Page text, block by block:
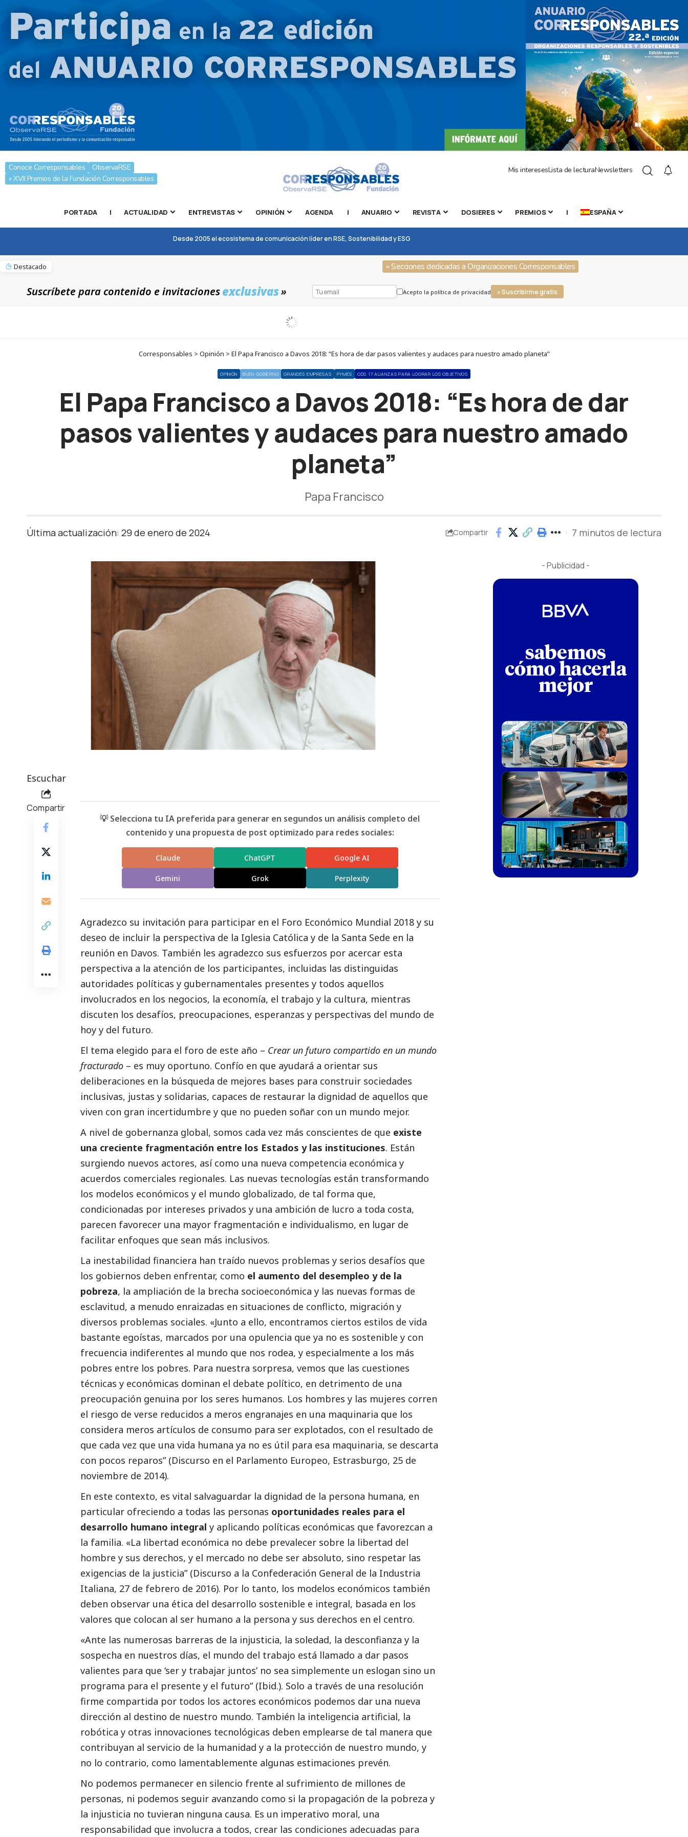
Conoce Corresponsables
ObservaRSE
» XVII Premios de la Fundación Corresponsables
Mis interesesLista de lecturaNewsletters
PORTADA | ACTUALIDAD ENTREVISTAS OPINIÓN AGENDA | ANUARIO REVISTA DOSIERES PREMIOS | ESPAÑA
Desde 2005 el ecosistema de comunicación líder en RSE, Sostenibilidad y ESG
Destacado » Secciones dedicadas a Organizaciones Corresponsables
Suscríbete para contenido e invitacionesexclusivas» Acepto la política de privacidad » Suscribirme gratis
Corresponsables > Opinión > El Papa Francisco a Davos 2018: “Es hora de dar pasos valientes y audaces para nuestro amado planeta”
OPINIÓN BUEN GOBIERNO GRANDES EMPRESAS PYMES ODS 17 ALIANZAS PARA LOGRAR LOS OBJETIVOS
El Papa Francisco a Davos 2018: “Es hora de dar
pasos valientes y audaces para nuestro amado
planeta”
Papa Francisco
Última actualización: 29 de enero de 2024 Compartir 7 minutos de lectura
Escuchar
Compartir
💡 Selecciona tu IA preferida para generar en segundos un análisis completo del
contenido y una propuesta de post optimizado para redes sociales:
Claude ChatGPT Google AI
Gemini Grok Perplexity
Agradezco su invitación para participar en el Foro Económico Mundial 2018 y su
deseo de incluir la perspectiva de la Iglesia Católica y de la Santa Sede en la
reunión en Davos. También les agradezco sus esfuerzos por acercar esta
perspectiva a la atención de los participantes, incluidas las distinguidas
autoridades políticas y gubernamentales presentes y todos aquellos
involucrados en los negocios, la economía, el trabajo y la cultura, mientras
discuten los desafíos, preocupaciones, esperanzas y perspectivas del mundo de
hoy y del futuro.
El tema elegido para el foro de este año – Crear un futuro compartido en un mundo
fracturado – es muy oportuno. Confío en que ayudará a orientar sus
deliberaciones en la búsqueda de mejores bases para construir sociedades
inclusivas, justas y solidarias, capaces de restaurar la dignidad de aquellos que
viven con gran incertidumbre y que no pueden soñar con un mundo mejor.
A nivel de gobernanza global, somos cada vez más conscientes de que existe
una creciente fragmentación entre los Estados y las instituciones. Están
surgiendo nuevos actores, así como una nueva competencia económica y
acuerdos comerciales regionales. Las nuevas tecnologías están transformando
los modelos económicos y el mundo globalizado, de tal forma que,
condicionadas por intereses privados y una ambición de lucro a toda costa,
parecen favorecer una mayor fragmentación e individualismo, en lugar de
facilitar enfoques que sean más inclusivos.
La inestabilidad financiera han traído nuevos problemas y serios desafíos que
los gobiernos deben enfrentar, como el aumento del desempleo y de la
pobreza, la ampliación de la brecha socioeconómica y las nuevas formas de
esclavitud, a menudo enraizadas en situaciones de conflicto, migración y
diversos problemas sociales. «Junto a ello, encontramos ciertos estilos de vida
bastante egoístas, marcados por una opulencia que ya no es sostenible y con
frecuencia indiferentes al mundo que nos rodea, y especialmente a los más
pobres entre los pobres. Para nuestra sorpresa, vemos que las cuestiones
técnicas y económicas dominan el debate político, en detrimento de una
preocupación genuina por los seres humanos. Los hombres y las mujeres corren
el riesgo de verse reducidos a meros engranajes en una maquinaria que los
considera meros artículos de consumo para ser explotados, con el resultado de
que cada vez que una vida humana ya no es útil para esa maquinaria, se descarta
con pocos reparos” (Discurso en el Parlamento Europeo, Estrasburgo, 25 de
noviembre de 2014).
En este contexto, es vital salvaguardar la dignidad de la persona humana, en
particular ofreciendo a todas las personas oportunidades reales para el
desarrollo humano integral y aplicando políticas económicas que favorezcan a
la familia. «La libertad económica no debe prevalecer sobre la libertad del
hombre y sus derechos, y el mercado no debe ser ​​absoluto, sino respetar las
exigencias de la justicia” (Discurso a la Confederación General de la Industria
Italiana, 27 de febrero de 2016). Por lo tanto, los modelos económicos también
deben observar una ética del desarrollo sostenible e integral, basada en los
valores que colocan al ser humano a la persona y sus derechos en el centro.
«Ante las numerosas barreras de la injusticia, la soledad, la desconfianza y la
sospecha en nuestros días, el mundo del trabajo está llamado a dar pasos
valientes para que ‘ser y trabajar juntos’ no sea simplemente un eslogan sino un
programa para el presente y el futuro” (Ibid.). Solo a través de una resolución
firme compartida por todos los actores económicos podemos dar una nueva
dirección al destino de nuestro mundo. También la inteligencia artificial, la
robótica y otras innovaciones tecnológicas deben emplearse de tal manera que
contribuyan al servicio de la humanidad y a la protección de nuestro mundo, y
no lo contrario, como lamentablemente algunas estimaciones prevén.
No podemos permanecer en silencio frente al sufrimiento de millones de
personas, ni podemos seguir avanzando como si la propagación de la pobreza y
la injusticia no tuvieran ninguna causa. Es un imperativo moral, una
responsabilidad que involucra a todos, crear las condiciones adecuadas para
- Publicidad -